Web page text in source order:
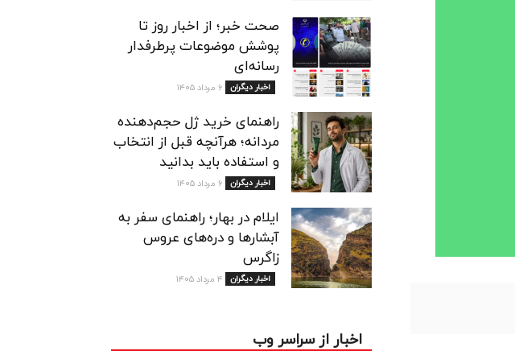
صحت خبر؛ از اخبار روز تا
پوشش موضوعات پرطرفدار
رسانه‌ای
اخبار دیگران ۶ مرداد ۱۴۰۵
راهنمای خرید ژل حجم‌دهنده
مردانه؛ هرآنچه قبل از انتخاب
و استفاده باید بدانید
اخبار دیگران ۶ مرداد ۱۴۰۵
ایلام در بهار؛ راهنمای سفر به
آبشارها و دره‌های عروس
زاگرس
اخبار دیگران ۴ مرداد ۱۴۰۵
اخبار از سراسر وب